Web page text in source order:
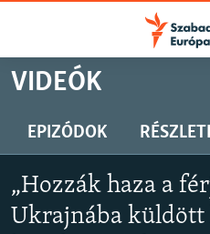
Akadálymentes
Ugrás
oldalra
tartalomjegyzékre
AKTUÁLIS
VIDEÓK
ELEMZŐ
VIDEÓK
EPIZÓDOK
„Hozzák haza a
Ukrajnába